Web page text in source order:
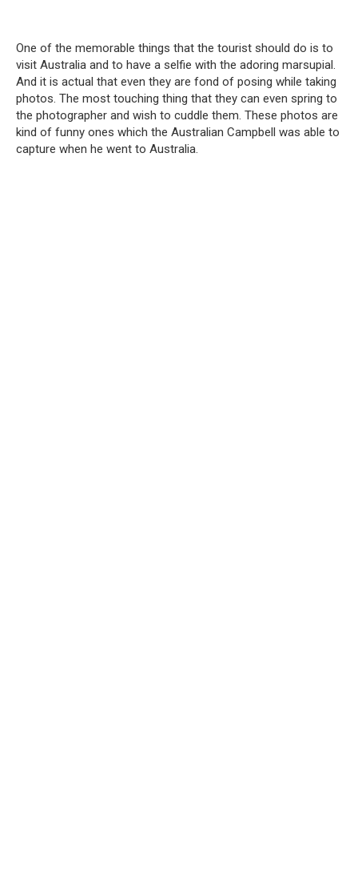
One of the memorable things that the tourist should do is to
visit Australia and to have a selfie with the adoring marsupial.
And it is actual that even they are fond of posing while taking
photos. The most touching thing that they can even spring to
the photographer and wish to cuddle them. These photos are
kind of funny ones which the Australian Campbell was able to
capture when he went to Australia.